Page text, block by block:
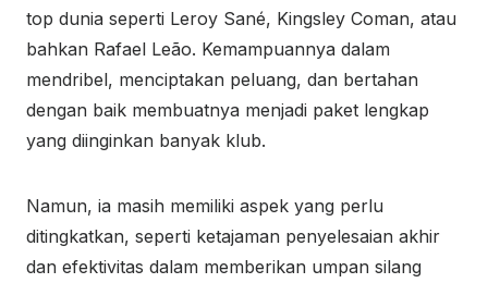
top dunia seperti Leroy Sané, Kingsley Coman, atau
bahkan Rafael Leão. Kemampuannya dalam
mendribel, menciptakan peluang, dan bertahan
dengan baik membuatnya menjadi paket lengkap
yang diinginkan banyak klub.
Namun, ia masih memiliki aspek yang perlu
ditingkatkan, seperti ketajaman penyelesaian akhir
dan efektivitas dalam memberikan umpan silang